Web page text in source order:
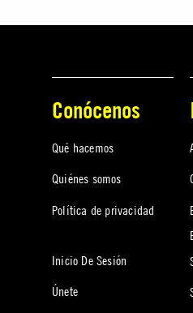
Conócenos
Qué hacemos
Quiénes somos
Política de privacidad
Inicio De Sesión
Únete